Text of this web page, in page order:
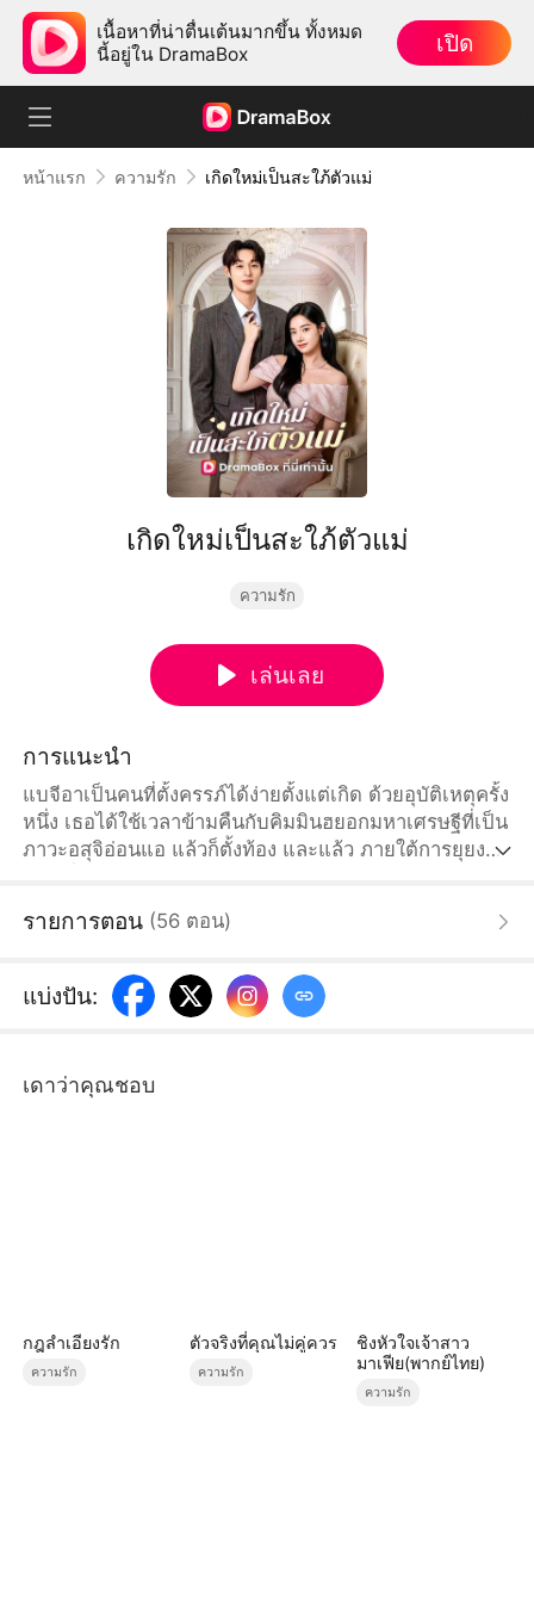
เนื้อหาที่น่าตื่นเต้นมากขึ้น ทั้งหมด
นี้อยู่ใน DramaBox
เปิด
หน้าแรก ความรัก เกิดใหม่เป็นสะใภ้ตัวแม่
เกิดใหม่เป็นสะใภ้ตัวแม่
ความรัก
เล่นเลย
การแนะนำ
แบจีอาเป็นคนที่ตั้งครรภ์ได้ง่ายตั้งแต่เกิด ด้วยอุบัติเหตุครั้ง
หนึ่ง เธอได้ใช้เวลาข้ามคืนกับคิมมินฮยอกมหาเศรษฐีที่เป็น
ภาวะอสุจิอ่อนแอ แล้วก็ตั้งท้อง และแล้ว ภายใต้การยุยง
พริบตาที่เธอลืมตาขึ้นอีกครั้ง เธอได้กลับไปยังวันที่พบว่าตัว
ใจที่จะปกป้องลูกไว้ และเปลี่ยนแปลงชะตาชีวิตของตัวเอง
รายการตอน (56 ตอน)
แบ่งปัน:
เดาว่าคุณชอบ
กฎลำเอียงรัก
ความรัก
ตัวจริงที่คุณไม่คู่ควร
ความรัก
ชิงหัวใจเจ้าสาว
มาเฟีย(พากย์ไทย)
ความรัก